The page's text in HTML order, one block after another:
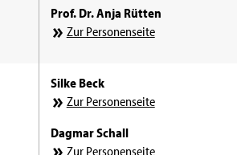
Prof. Dr. Anja Rütten
Zur Personenseite
Silke Beck
Zur Personenseite
Dagmar Schall
Zur Personenseite